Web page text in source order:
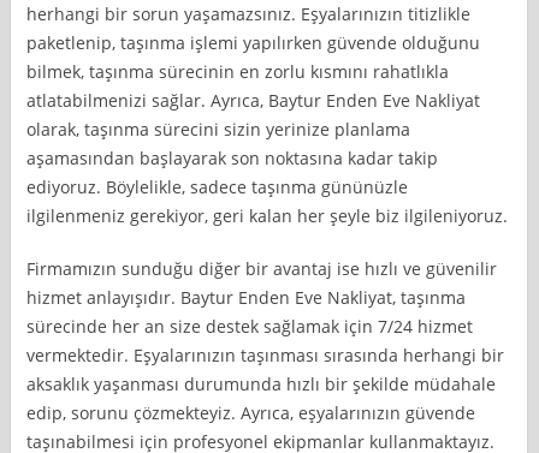
herhangi bir sorun yaşamazsınız. Eşyalarınızın titizlikle
paketlenip, taşınma işlemi yapılırken güvende olduğunu
bilmek, taşınma sürecinin en zorlu kısmını rahatlıkla
atlatabilmenizi sağlar. Ayrıca, Baytur Enden Eve Nakliyat
olarak, taşınma sürecini sizin yerinize planlama
aşamasından başlayarak son noktasına kadar takip
ediyoruz. Böylelikle, sadece taşınma gününüzle
ilgilenmeniz gerekiyor, geri kalan her şeyle biz ilgileniyoruz.
Firmamızın sunduğu diğer bir avantaj ise hızlı ve güvenilir
hizmet anlayışıdır. Baytur Enden Eve Nakliyat, taşınma
sürecinde her an size destek sağlamak için 7/24 hizmet
vermektedir. Eşyalarınızın taşınması sırasında herhangi bir
aksaklık yaşanması durumunda hızlı bir şekilde müdahale
edip, sorunu çözmekteyiz. Ayrıca, eşyalarınızın güvende
taşınabilmesi için profesyonel ekipmanlar kullanmaktayız.